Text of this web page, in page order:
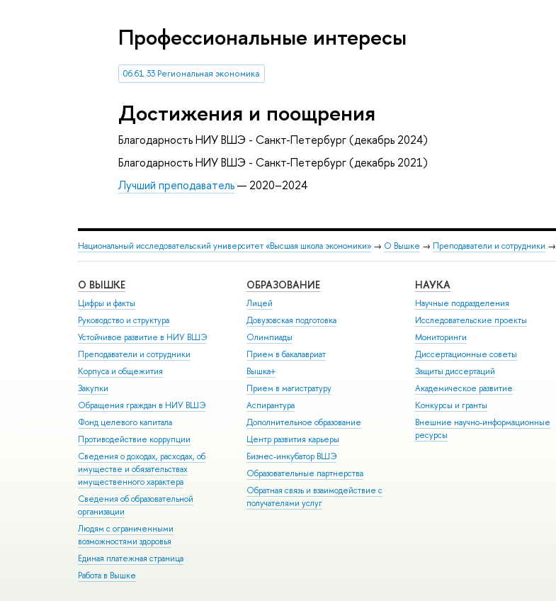
Профессиональные интересы
06.61.33 Региональная экономика
Достижения и поощрения
Благодарность НИУ ВШЭ - Санкт-Петербург (декабрь 2024)
Благодарность НИУ ВШЭ - Санкт-Петербург (декабрь 2021)
Лучший преподаватель— 2020–2024
Национальный исследовательский университет «Высшая школа экономики» → О Вышке → Преподаватели и сотрудники →
О ВЫШКЕ
Цифры и факты
Руководство и структура
Устойчивое развитие в НИУ ВШЭ
Преподаватели и сотрудники
Корпуса и общежития
Закупки
Обращения граждан в НИУ ВШЭ
Фонд целевого капитала
Противодействие коррупции
Сведения о доходах, расходах, об
имуществе и обязательствах
имущественного характера
Сведения об образовательной
организации
Людям с ограниченными
возможностями здоровья
Единая платежная страница
Работа в Вышке
ОБРАЗОВАНИЕ
Лицей
Довузовская подготовка
Олимпиады
Прием в бакалавриат
Вышка+
Прием в магистратуру
Аспирантура
Дополнительное образование
Центр развития карьеры
Бизнес-инкубатор ВШЭ
Образовательные партнерства
Обратная связь и взаимодействие с
получателями услуг
НАУКА
Научные подразделения
Исследовательские проекты
Мониторинги
Диссертационные советы
Защиты диссертаций
Академическое развитие
Конкурсы и гранты
Внешние научно-информационные
ресурсы